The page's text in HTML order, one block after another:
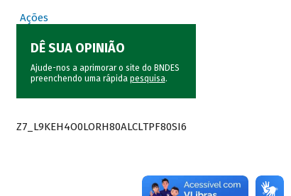
Ações
DÊ SUA OPINIÃO
Ajude-nos a aprimorar o site do BNDES
preenchendo uma rápida pesquisa.
Z7_L9KEH4O0LORH80ALCLTPF80SI6